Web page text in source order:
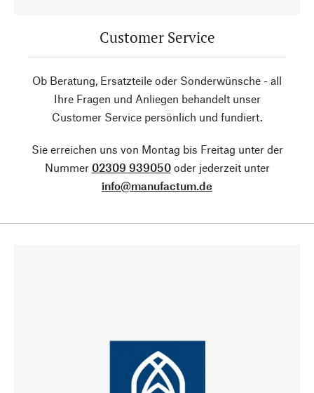
Customer Service
Ob Beratung, Ersatzteile oder Sonderwünsche - all
Ihre Fragen und Anliegen behandelt unser
Customer Service persönlich und fundiert.
Sie erreichen uns von Montag bis Freitag unter der
Nummer 02309 939050oder jederzeit unter
info@manufactum.de